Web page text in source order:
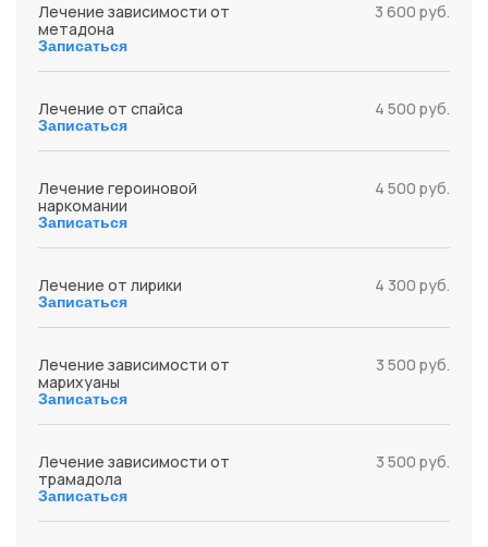
Лечение зависимости от
метадона
3 600 руб.
Записаться
Лечение от спайса 4 500 руб.
Записаться
Лечение героиновой
наркомании
4 500 руб.
Записаться
Лечение от лирики 4 300 руб.
Записаться
Лечение зависимости от
марихуаны
3 500 руб.
Записаться
Лечение зависимости от
трамадола
3 500 руб.
Записаться